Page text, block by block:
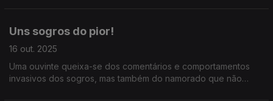
Uns sogros do pior!
16 out. 2025
Uma ouvinte queixa-se dos comentários e comportamentos
invasivos dos sogros, mas também do namorado que não